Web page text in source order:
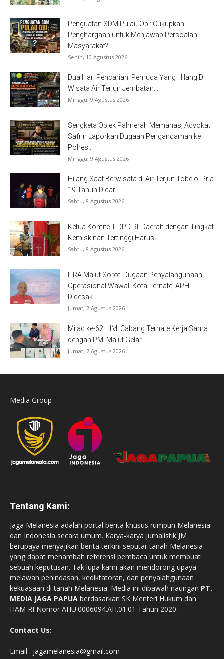
Penguatan SDM Pulau Obi: Cukupkah
Penghargaan untuk Menjawab Persoalan
Masyarakat?
Senin, 10 Agustus 2026
Dua Hari Pencarian. Pemuda Yang Hilang Di
Wisata Air Terjun Jembatan...
Minggu, 9 Agustus 2026
Sengketa Objek Palmerah Memanas, Advokat
Safrin Laporkan Dugaan Pengancaman ke
Polres...
Minggu, 9 Agustus 2026
Hilang Saat Berwisata di Air Terjun Tobelo. Pria
19 Tahun Dicari...
Sabtu, 8 Agustus 2026
Ketua Komite III DPD RI: Daerah dengan Tingkat
Kemiskinan Tertinggi Harus...
Sabtu, 8 Agustus 2026
LIRA Malut Soroti Dugaan Penyalahgunaan
Operasional Wawali Kota Ternate, APH
Didesak...
Jumat, 7 Agustus 2026
Milad ke-62: HMI Cabang Ternate Kerja Sama
dengan PMI Malut Gelar...
Jumat, 7 Agustus 2026
Media Group
Tentang Kami:
Jaga Melanesia adalah portal berita khusus rumpun Melanesia
dan Indonesia secara umum. Karya-karya jurnalistik JM
berupaya menyajikan berita terkini seputar tanah Melanesia
yang dapat menambah referensi pembaca untuk membuat
sebuah keputusan. Tak lupa kami akan mendorong upaya
melawan penindasan, kediktatoran, dan penyalahgunaan
kekuasaan di tanah Melanesia. Media ini dibawah naungan PT.
MEDIA JAGA PAPUA berdasarkan SK Menteri Hukum dan
HAM RI Nomor AHU.0006094.AH.01.01 Tahun 2020.
Contact Us:
Email : jagamelanesia@gmail.com